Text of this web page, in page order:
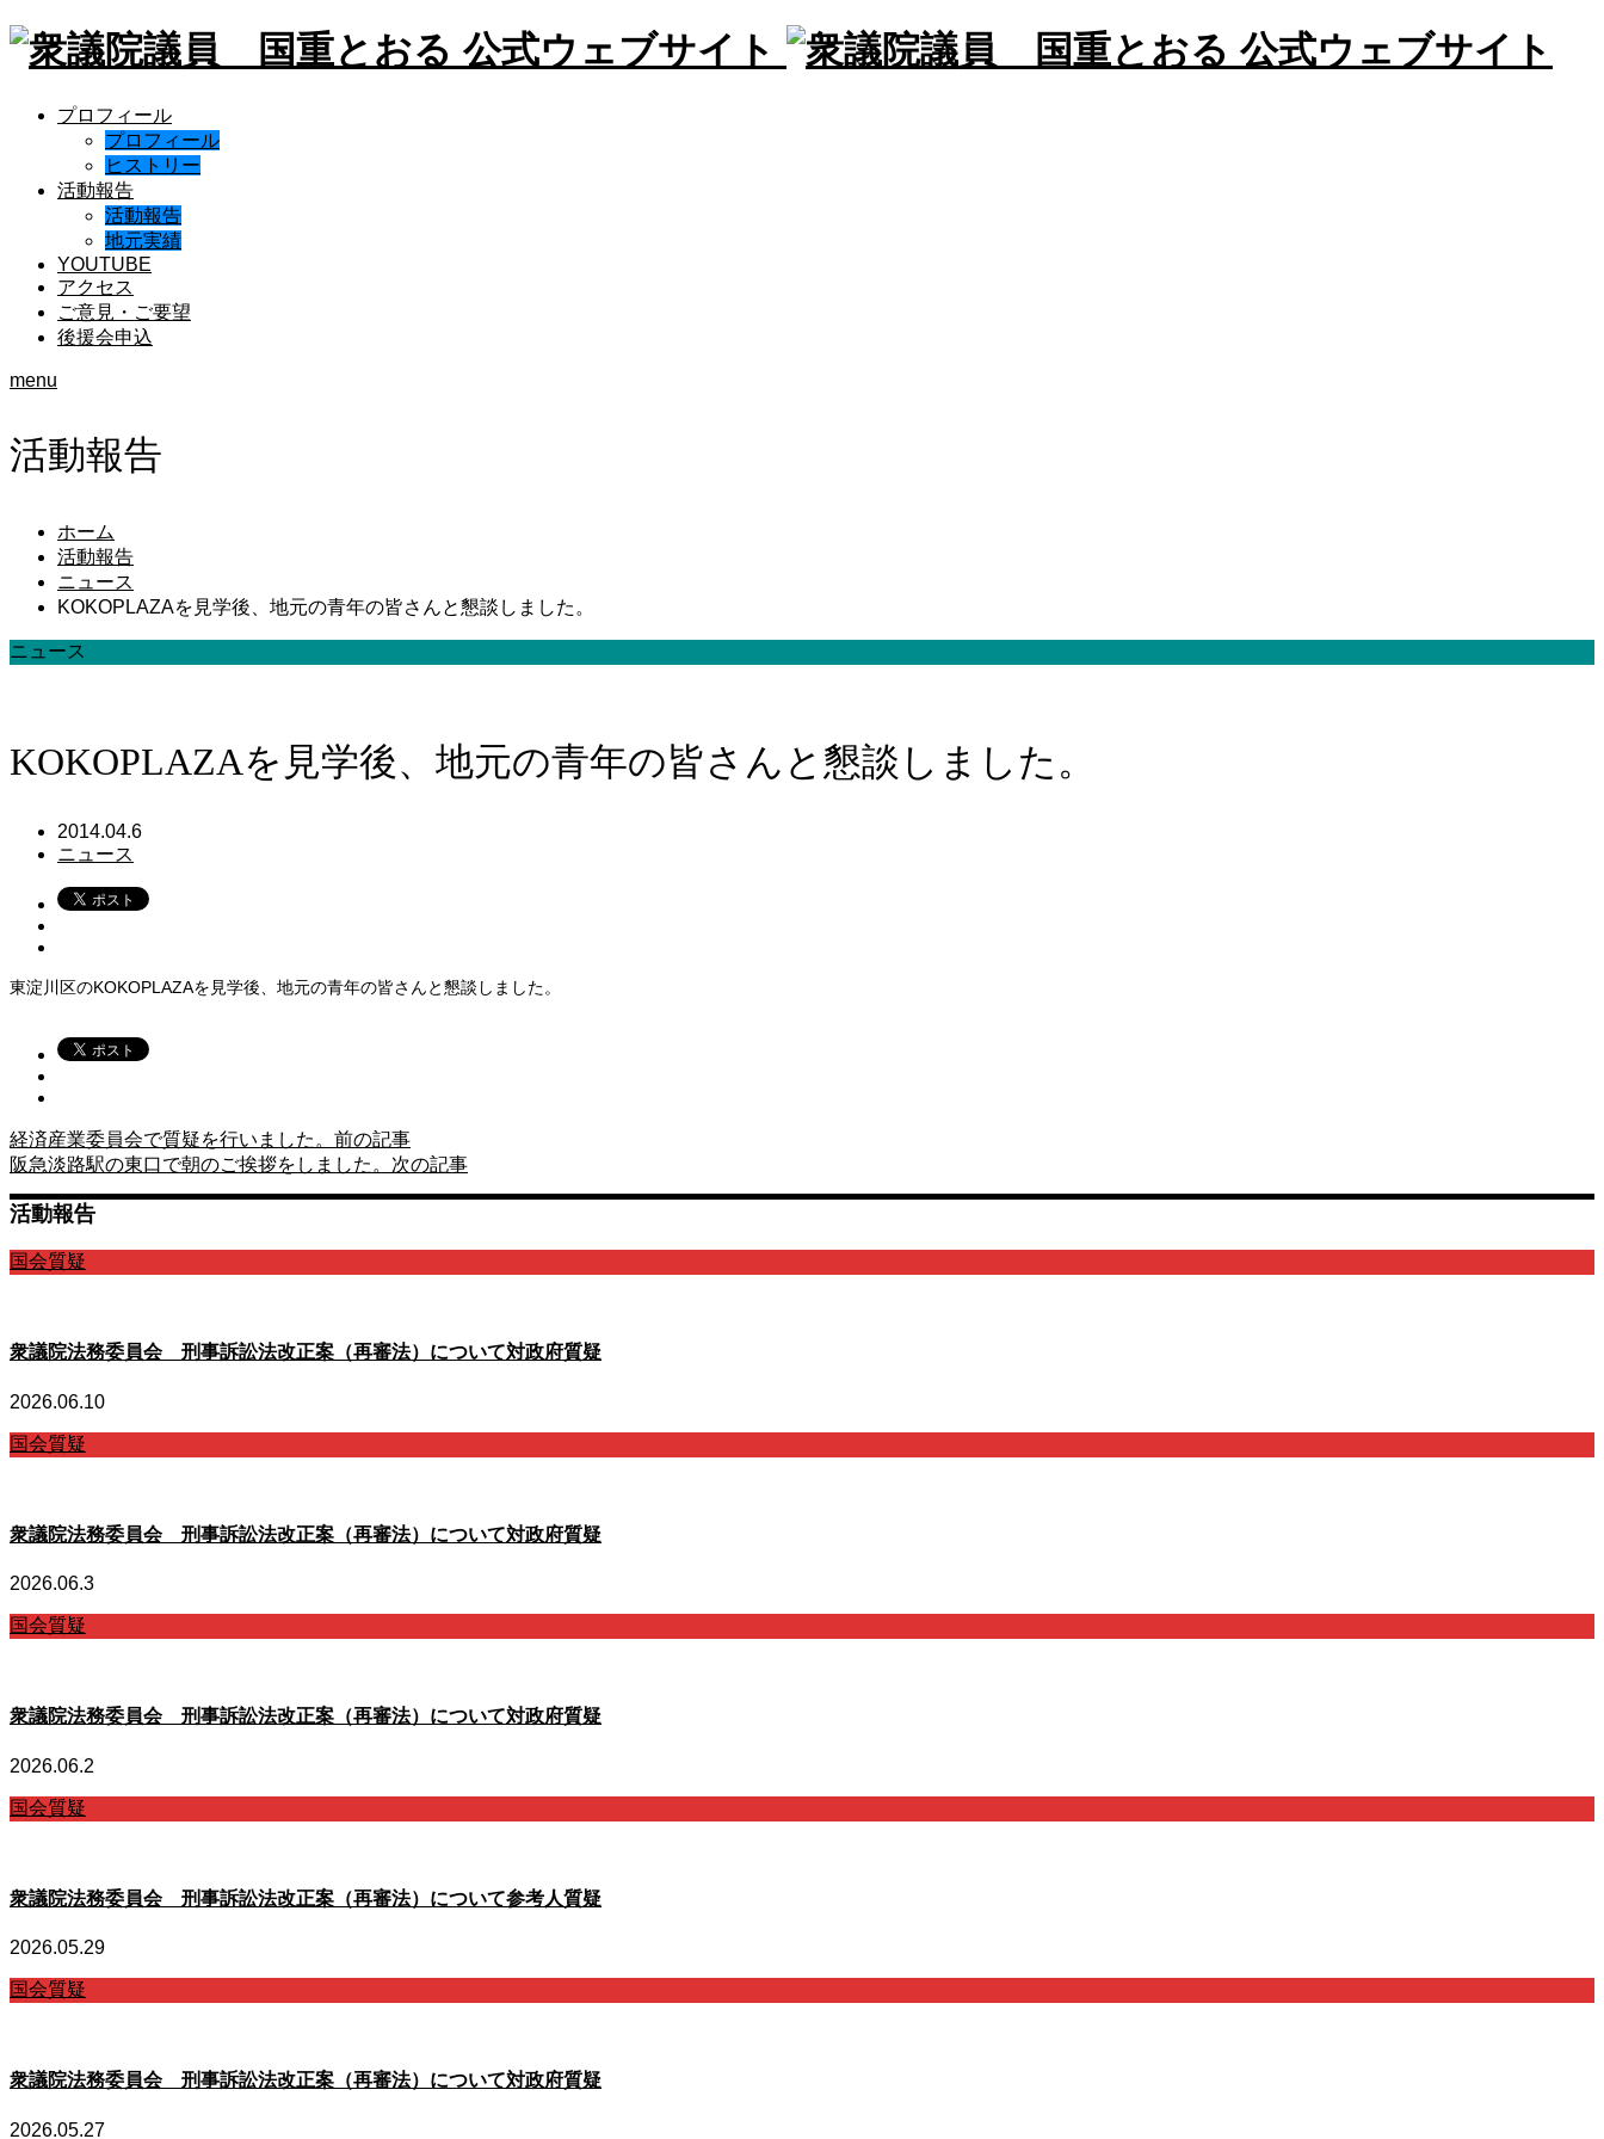
プロフィール
プロフィール
ヒストリー
活動報告
活動報告
地元実績
YOUTUBE
アクセス
ご意見・ご要望
後援会申込
menu
活動報告
ホーム
活動報告
ニュース
KOKOPLAZAを見学後、地元の青年の皆さんと懇談しました。
ニュース
KOKOPLAZAを見学後、地元の青年の皆さんと懇談しました。
2014.04.6
ニュース
東淀川区のKOKOPLAZAを見学後、地元の青年の皆さんと懇談しました。
経済産業委員会で質疑を行いました。 前の記事
阪急淡路駅の東口で朝のご挨拶をしました。 次の記事
活動報告
国会質疑
衆議院法務委員会 刑事訴訟法改正案（再審法）について対政府質疑
2026.06.10
国会質疑
衆議院法務委員会 刑事訴訟法改正案（再審法）について対政府質疑
2026.06.3
国会質疑
衆議院法務委員会 刑事訴訟法改正案（再審法）について対政府質疑
2026.06.2
国会質疑
衆議院法務委員会 刑事訴訟法改正案（再審法）について参考人質疑
2026.05.29
国会質疑
衆議院法務委員会 刑事訴訟法改正案（再審法）について対政府質疑
2026.05.27